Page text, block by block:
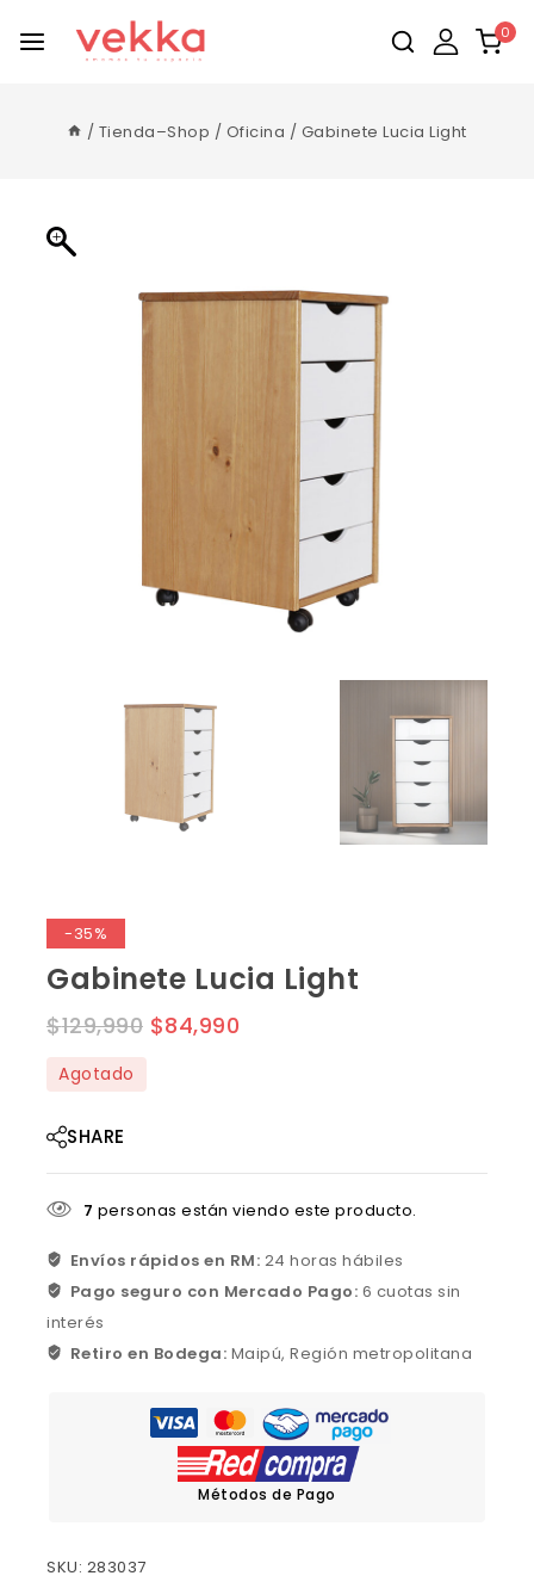
0
/ Tienda–Shop / Oficina / Gabinete Lucia Light
-35%
Gabinete Lucia Light
$129,990 $84,990
Agotado
SHARE
7 personas están viendo este producto.
Envíos rápidos en RM: 24 horas hábiles
Pago seguro con Mercado Pago: 6 cuotas sin
interés
Retiro en Bodega: Maipú, Región metropolitana
Métodos de Pago
SKU: 283037